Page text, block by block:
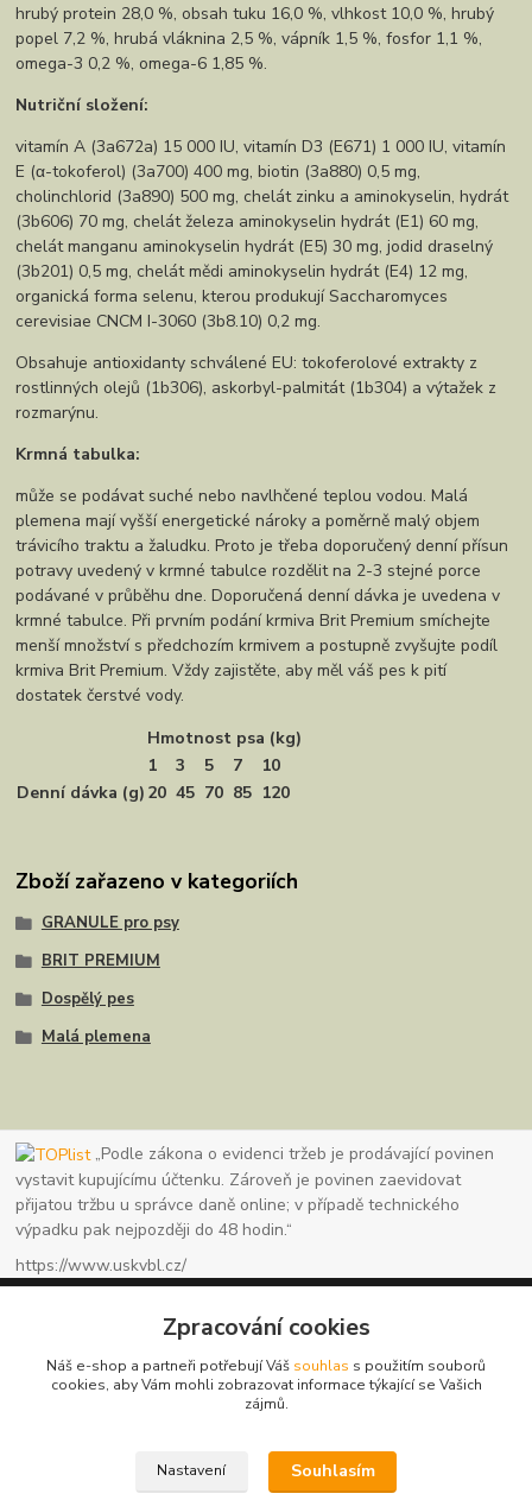
hrubý protein 28,0 %, obsah tuku 16,0 %, vlhkost 10,0 %, hrubý
popel 7,2 %, hrubá vláknina 2,5 %, vápník 1,5 %, fosfor 1,1 %,
omega-3 0,2 %, omega-6 1,85 %.
Nutriční složení:
vitamín A (3a672a) 15 000 IU, vitamín D3 (E671) 1 000 IU, vitamín
E (α-tokoferol) (3a700) 400 mg, biotin (3a880) 0,5 mg,
cholinchlorid (3a890) 500 mg, chelát zinku a aminokyselin, hydrát
(3b606) 70 mg, chelát železa aminokyselin hydrát (E1) 60 mg,
chelát manganu aminokyselin hydrát (E5) 30 mg, jodid draselný
(3b201) 0,5 mg, chelát mědi aminokyselin hydrát (E4) 12 mg,
organická forma selenu, kterou produkují Saccharomyces
cerevisiae CNCM I-3060 (3b8.10) 0,2 mg.
Obsahuje antioxidanty schválené EU: tokoferolové extrakty z
rostlinných olejů (1b306), askorbyl-palmitát (1b304) a výtažek z
rozmarýnu.
Krmná tabulka:
může se podávat suché nebo navlhčené teplou vodou. Malá
plemena mají vyšší energetické nároky a poměrně malý objem
trávicího traktu a žaludku. Proto je třeba doporučený denní přísun
potravy uvedený v krmné tabulce rozdělit na 2-3 stejné porce
podávané v průběhu dne. Doporučená denní dávka je uvedena v
krmné tabulce. Při prvním podání krmiva Brit Premium smíchejte
menší množství s předchozím krmivem a postupně zvyšujte podíl
krmiva Brit Premium. Vždy zajistěte, aby měl váš pes k pití
dostatek čerstvé vody.
Hmotnost psa (kg)
1
3 5 7
10
Denní dávka (g) 20 45 70 85 120
Zboží zařazeno v kategoriích
GRANULE pro psy
BRIT PREMIUM
Dospělý pes
Malá plemena
„Podle zákona o evidenci tržeb je prodávající povinen
vystavit kupujícímu účtenku. Zároveň je povinen zaevidovat
přijatou tržbu u správce daně online; v případě technického
výpadku pak nejpozději do 48 hodin.“
https://www.uskvbl.cz/
www.granule123.cz
Ut - Pá 8:30 - 16:30, So 8:30 - 11:00
Zpracování cookies
Náš e-shop a partneři potřebují Váš souhlas s použitím souborů
cookies, aby Vám mohli zobrazovat informace týkající se Vašich
zájmů.
Nastavení Souhlasím